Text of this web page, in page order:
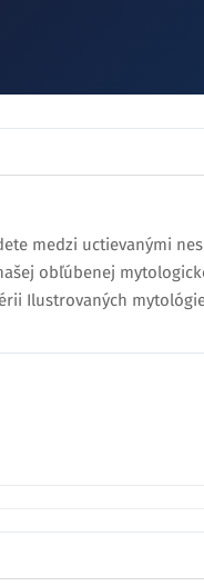
medzi uctievanými
obľúbenej
Ilustrovaných